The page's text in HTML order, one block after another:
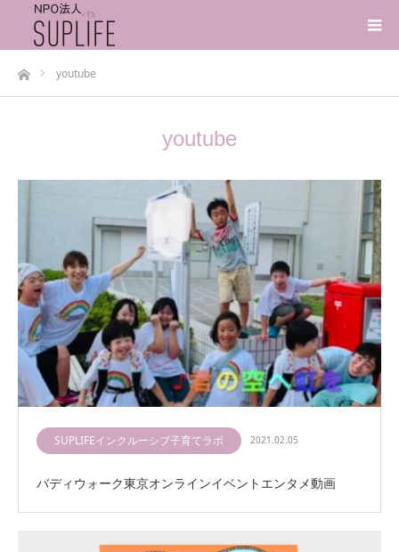
ホームyoutube
youtube
SUPLIFEインクルーシブ子育てラボ 2021.02.05
バディウォーク東京オンラインイベントエンタメ動画